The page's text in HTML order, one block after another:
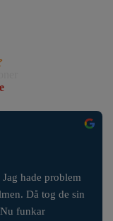
hade problem
Då tog de sin
funkar